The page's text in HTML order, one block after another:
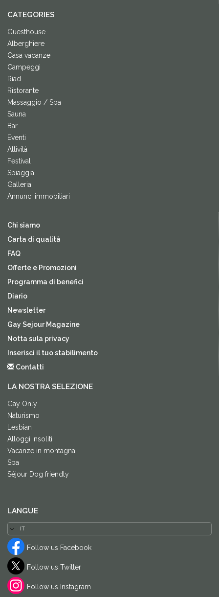
CATEGORIES
Guesthouse
Alberghiere
Casa vacanze
Campeggi
Riad
Ristorante
Massaggio / Spa
Sauna
Bar
Eventi
Attività
Festival
Spiaggia
Galleria
Annunci immobiliari
Chi siamo
Carta di qualità
FAQ
Offerte e Promozioni
Programma di benefici
Diario
Newsletter
Gay Sejour Magazine
Notta sula privacy
Inserisci il tuo stabilimento
Contatti
LA NOSTRA SELEZIONE
Gay Only
Naturismo
Lesbian
Alloggi insoliti
Vacanze in montagna
Spa
Séjour Dog friendly
LANGUE
Follow us Facebook
Follow us Twitter
Follow us Instagram